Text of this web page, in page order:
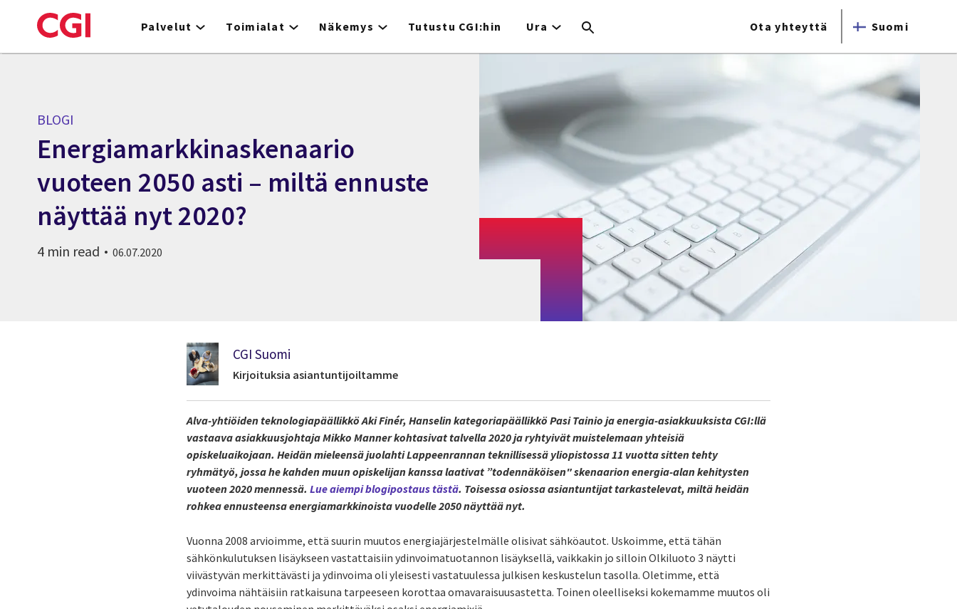
to
Palvelut Toimialat Näkemys Tutustu CGI:hin Ura Ota yhteyttä Suomi
BLOGI
Energiamarkkinaskenaario
vuoteen 2050 asti – miltä ennuste
näyttää nyt 2020?
4 min read 06.07.2020
CGI Suomi
Kirjoituksia asiantuntijoiltamme
Alva-yhtiöiden teknologiapäällikkö Aki Finér, Hanselin kategoriapäällikkö Pasi Tainio ja energia-asiakkuuksista CGI:llä
vastaava asiakkuusjohtaja Mikko Manner kohtasivat talvella 2020 ja ryhtyivät muistelemaan yhteisiä
opiskeluaikojaan. Heidän mieleensä juolahti Lappeenrannan teknillisessä yliopistossa 11 vuotta sitten tehty
ryhmätyö, jossa he kahden muun opiskelijan kanssa laativat ”todennäköisen" skenaarion energia-alan kehitysten
vuoteen 2020 mennessä.Lue aiempi blogipostaus tästä. Toisessa osiossa asiantuntijat tarkastelevat, miltä heidän
rohkea ennusteensa energiamarkkinoista vuodelle 2050 näyttää nyt.
Vuonna 2008 arvioimme, että suurin muutos energiajärjestelmälle olisivat sähköautot. Uskoimme, että tähän
sähkönkulutuksen lisäykseen vastattaisiin ydinvoimatuotannon lisäyksellä, vaikkakin jo silloin Olkiluoto 3 näytti
viivästyvän merkittävästi ja ydinvoima oli yleisesti vastatuulessa julkisen keskustelun tasolla. Oletimme, että
ydinvoima nähtäisiin ratkaisuna tarpeeseen korottaa omavaraisuusastetta. Toinen oleelliseksi kokemamme muutos oli